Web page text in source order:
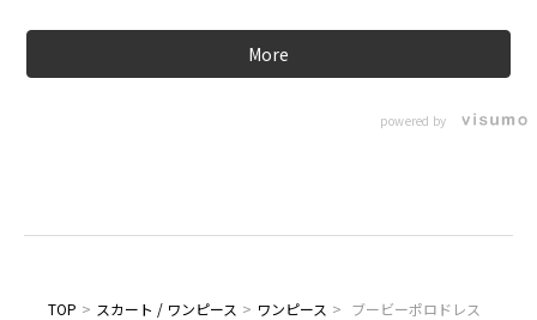
More
powered by
TOP > スカート / ワンピース > ワンピース > ブービーポロドレス